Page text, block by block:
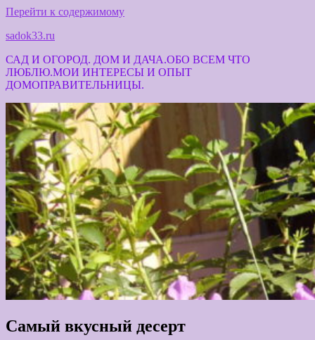
Перейти к содержимому
sadok33.ru
САД И ОГОРОД. ДОМ И ДАЧА.ОБО ВСЕМ ЧТО
ЛЮБЛЮ.МОИ ИНТЕРЕСЫ И ОПЫТ
ДОМОПРАВИТЕЛЬНИЦЫ.
Самый вкусный десерт